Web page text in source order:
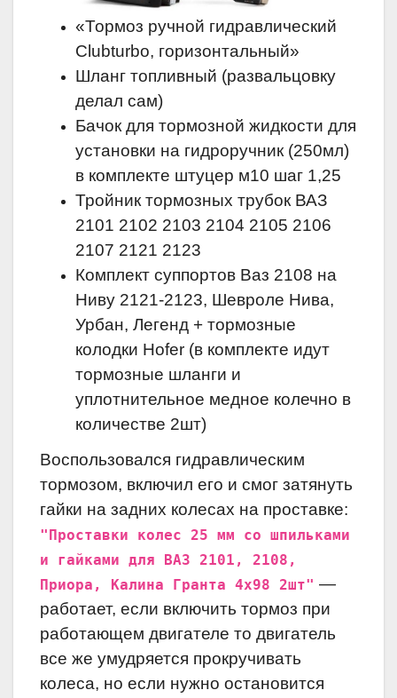
«Тормоз ручной гидравлический
Clubturbo, горизонтальный»
Шланг топливный (развальцовку
делал сам)
Бачок для тормозной жидкости для
установки на гидроручник (250мл)
в комплекте штуцер м10 шаг 1,25
Тройник тормозных трубок ВАЗ
2101 2102 2103 2104 2105 2106
2107 2121 2123
Комплект суппортов Ваз 2108 на
Ниву 2121-2123, Шевроле Нива,
Урбан, Легенд + тормозные
колодки Hofer (в комплекте идут
тормозные шланги и
уплотнительное медное колечно в
количестве 2шт)
Воспользовался гидравлическим
тормозом, включил его и смог затянуть
гайки на задних колесах на проставке:
"Проставки колес 25 мм со шпильками
и гайками для ВАЗ 2101, 2108,
Приора, Калина Гранта 4х98 2шт" —
работает, если включить тормоз при
работающем двигателе то двигатель
все же умудряется прокручивать
колеса, но если нужно остановится